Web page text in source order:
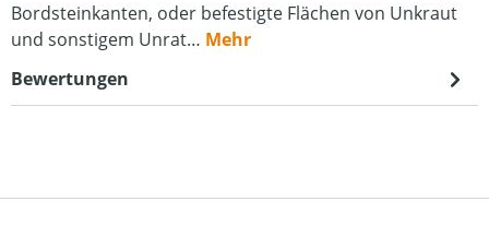
Bordsteinkanten, oder befestigte Flächen von Unkraut
und sonstigem Unrat… Mehr
Bewertungen